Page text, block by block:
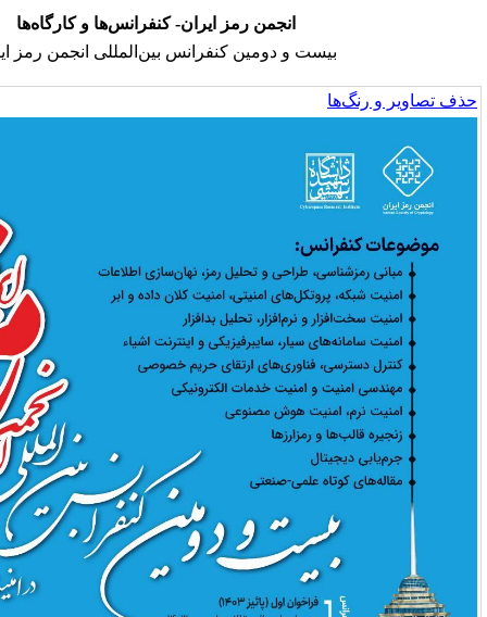
انجمن رمز ایران- کنفرانس‌ها و کارگاه‌ها
و دومین کنفرانس بین‌المللی انجمن رمز ایران